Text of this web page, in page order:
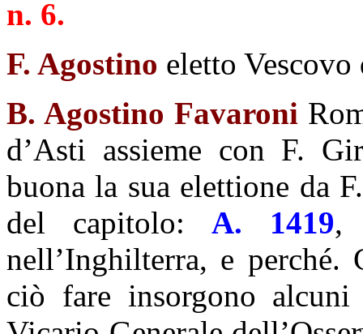
n. 6.
F. Agostino eletto
B. Agostino Favaroni
d’Asti assieme con F.
buona la sua elettione da
del capitolo: A. 1419,
nell’Inghilterra, e perché.
ciò fare insorgono